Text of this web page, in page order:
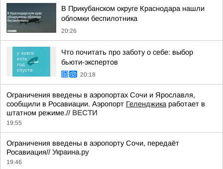
В Прикубанском округе Краснодара нашли
обломки беспилотника
20:26
Что почитать про заботу о себе: выбор
бьюти-экспертов
20:18
Ограничения введены в аэропортах Сочи и Ярославля,
сообщили в Росавиации. Аэропорт Геленджика работает в
штатном режиме.// ВЕСТИ
19:55
Ограничения введены в аэропорту Сочи, передаёт
Росавиация// Украина.ру
19:46